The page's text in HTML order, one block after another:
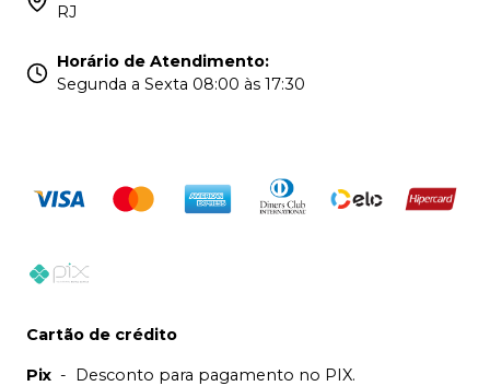
RJ
Horário de Atendimento:
Segunda a Sexta 08:00 às 17:30
Cartão de crédito
Pix - Desconto para pagamento no PIX.